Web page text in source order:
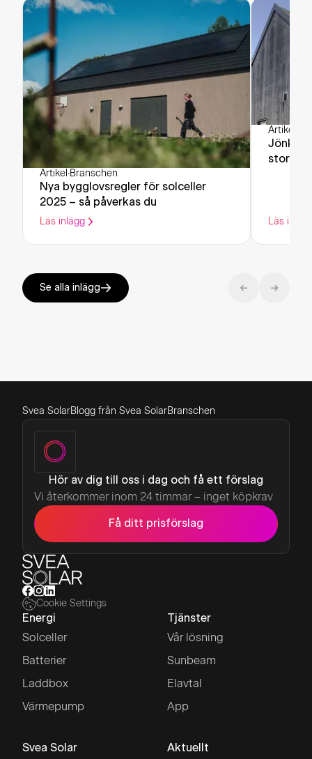
Artikel ·Branschen
Nya bygglovsregler för solceller
2025 – så påverkas du
Läs inlägg
Artikel
Läs
Se alla inlägg
Svea SolarBlogg från Svea SolarBranschen
Hör av dig till oss i dag och få ett förslag
Vi återkommer inom 24 timmar – inget köpkrav
Få ditt prisförslag
Cookie Settings
Energi
Solceller
Batterier
Laddbox
Värmepump
Tjänster
Vår lösning
Sunbeam
Elavtal
App
Svea Solar Aktuellt